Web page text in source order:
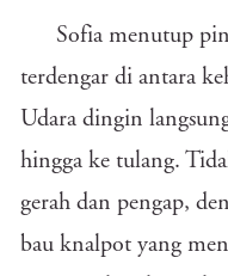
Sofia menutup
terdengar di antara
Udara dingin
hingga ke tulang.
gerah dan pengap,
bau knalpot yang